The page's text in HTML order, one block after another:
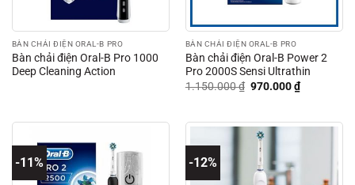
BÀN CHẢI ĐIỆN ORAL-B PRO
Bàn chải điện Oral-B Pro 1000
Deep Cleaning Action
BÀN CHẢI ĐIỆN ORAL-B PRO
Bàn chải điện Oral-B Power 2
Pro 2000S Sensi Ultrathin
1.150.000₫ Giá
970.000₫Giá
hiện
970.000 ₫.
-11% -12%